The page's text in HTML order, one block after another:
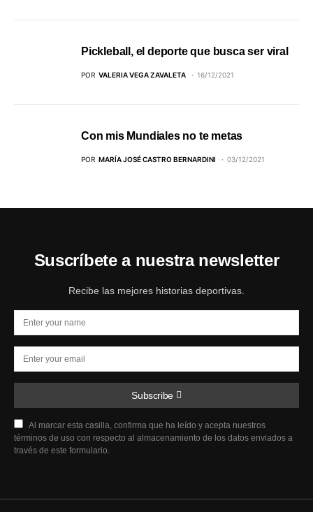
Pickleball, el deporte que busca ser viral
POR VALERIA VEGA ZAVALETA 16/12/2021
Con mis Mundiales no te metas
POR MARÍA JOSÉ CASTRO BERNARDINI 03/12/2021
Suscríbete a nuestra newsletter
Recibe las mejores historias deportivas.
Subscribe
Al marcar esta casilla, confirma que ha leído y acepta nuestros
términos de uso con respecto al almacenamiento de los datos enviados a
través de este formulario.